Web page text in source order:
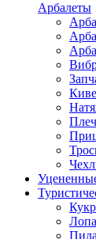
Арбалеты
Пила